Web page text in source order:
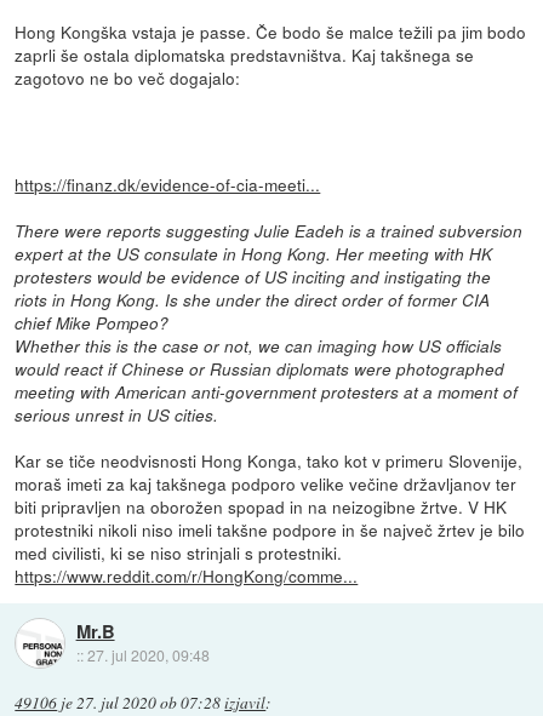
Hong Kongška vstaja je passe. Če bodo še malce težili pa jim bodo
zaprli še ostala diplomatska predstavništva. Kaj takšnega se
zagotovo ne bo več dogajalo:
https://finanz.dk/evidence-of-cia-meeti...
There were reports suggesting Julie Eadeh is a trained subversion
expert at the US consulate in Hong Kong. Her meeting with HK
protesters would be evidence of US inciting and instigating the
riots in Hong Kong. Is she under the direct order of former CIA
chief Mike Pompeo?
Whether this is the case or not, we can imaging how US officials
would react if Chinese or Russian diplomats were photographed
meeting with American anti-government protesters at a moment of
serious unrest in US cities.
Kar se tiče neodvisnosti Hong Konga, tako kot v primeru Slovenije,
moraš imeti za kaj takšnega podporo velike večine državljanov ter
biti pripravljen na oborožen spopad in na neizogibne žrtve. V HK
protestniki nikoli niso imeli takšne podpore in še največ žrtev je bilo
med civilisti, ki se niso strinjali s protestniki.
https://www.reddit.com/r/HongKong/comme...
Mr.B
::27. jul 2020, 09:48
49106 je27. jul 2020 ob 07:28izjavil: